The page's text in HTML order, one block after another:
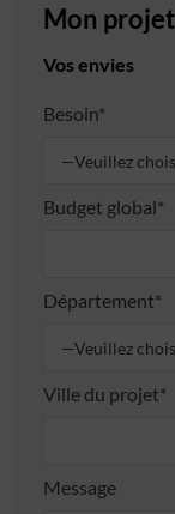
Mon
Vos envies
Besoin*
Budget global*
Département*
Ville du projet*
Message